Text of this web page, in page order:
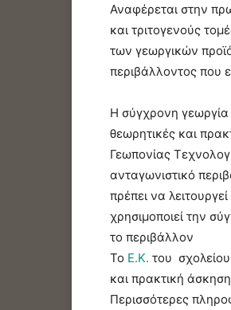
Αναφέρεται στην
και τριτογενούς
των γεωργικών
περιβάλλοντος που
Η σύγχρονη γεωργία
θεωρητικές και
Γεωπονίας
ανταγωνιστικό
πρέπει να
χρησιμοποιεί την
το περιβάλλον
Το Ε.Κ. του
και πρακτική
Περισσότερες